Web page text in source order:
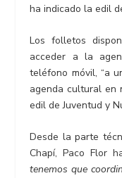
ha indicado la edil
Los folletos
acceder a la
teléfono móvil, “a
agenda cultural en
edil de Juventud y
Desde la parte
Chapí, Paco Flor
tenemos que